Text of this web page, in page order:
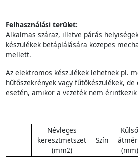
Felhasználási terület:
Alkalmas száraz, illetve párás
készülékek betáplálására közepes
mellett.
Az elektromos készülékek lehetnek pl.
hűtőszekrények vagy fűtőkészülékek, de
esetén, amikor a vezeték nem
Névleges
keresztmetszet
(mm2)
Szín
Külső
(mm)